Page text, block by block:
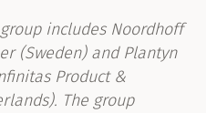
includes Noordhoff
(Sweden) and Plantyn
Product &
The group